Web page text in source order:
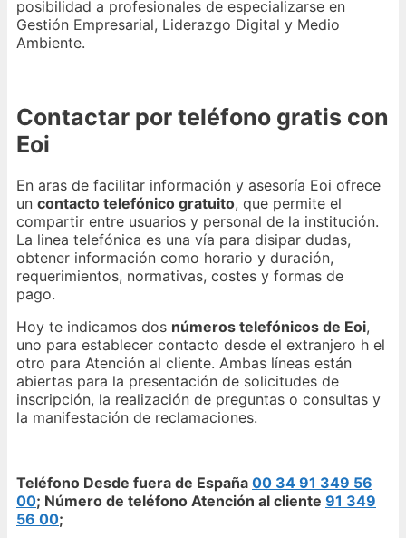
posibilidad a profesionales de especializarse en
Gestión Empresarial, Liderazgo Digital y Medio
Ambiente.
Contactar por teléfono gratis con
Eoi
En aras de facilitar información y asesoría Eoi ofrece
un contacto telefónico gratuito, que permite el
compartir entre usuarios y personal de la institución.
La linea telefónica es una vía para disipar dudas,
obtener información como horario y duración,
requerimientos, normativas, costes y formas de
pago.
Hoy te indicamos dos números telefónicos de Eoi,
uno para establecer contacto desde el extranjero h el
otro para Atención al cliente. Ambas líneas están
abiertas para la presentación de solicitudes de
inscripción, la realización de preguntas o consultas y
la manifestación de reclamaciones.
Teléfono Desde fuera de España 00 34 91 349 56
00; Número de teléfono Atención al cliente 91 349
56 00;